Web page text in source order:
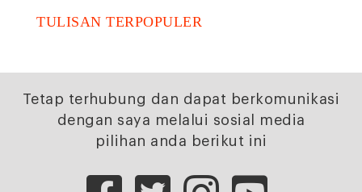
TULISAN TERPOPULER
Tetap terhubung dan dapat berkomunikasi
dengan saya melalui sosial media
pilihan anda berikut ini